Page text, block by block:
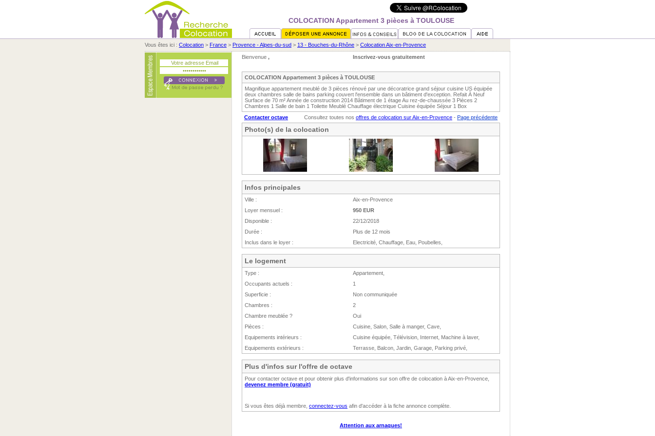
COLOCATION Appartement 3 pièces à TOULOUSE
Vous êtes ici : Colocation > France > Provence - Alpes-du-sud > 13 - Bouches-du-Rhône > Colocation Aix-en-Provence
Bienvenue , Inscrivez-vous gratuitement
COLOCATION Appartement 3 pièces à TOULOUSE
Magnifique appartement meublé de 3 pièces rénové par une décoratrice grand séjour cuisine US équipée
deux chambres salle de bains parking couvert l'ensemble dans un bâtiment d'exception. Refait À Neuf
Surface de 70 m² Année de construction 2014 Bâtiment de 1 étage Au rez-de-chaussée 3 Pièces 2
Chambres 1 Salle de bain 1 Toilette Meublé Chauffage électrique Cuisine équipée Séjour 1 Box
Contacter octave
Consultez toutes nos offres de colocation sur Aix-en-Provence - Page précédente
Photo(s) de la colocation
Infos principales
Ville :
Aix-en-Provence
Loyer mensuel :
950 EUR
Disponible :
22/12/2018
Durée :
Plus de 12 mois
Inclus dans le loyer :
Electricité, Chauffage, Eau, Poubelles,
Le logement
Type :
Appartement,
Occupants actuels :
1
Superficie :
Non communiquée
Chambres :
2
Chambre meublée ?
Oui
Pièces :
Cuisine, Salon, Salle à manger, Cave,
Equipements intérieurs :
Cuisine équipée, Télévision, Internet, Machine à laver,
Equipements extérieurs :
Terrasse, Balcon, Jardin, Garage, Parking privé,
Plus d'infos sur l'offre de octave
Pour contacter octave et pour obtenir plus d'informations sur son offre de colocation à Aix-en-Provence,
devenez membre (gratuit)
Si vous êtes déjà membre, connectez-vous afin d'accéder à la fiche annonce complète.
Attention aux arnaques!